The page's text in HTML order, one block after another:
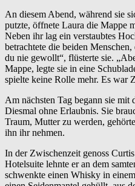
An diesem Abend, während sie
putzte, öffnete Laura die Mappe
Neben ihr lag ein verstaubtes
betrachtete die beiden
du nie gewollt“, flüsterte sie.
Mappe, legte sie in eine
spielte keine Rolle mehr. Es war
Am nächsten Tag begann sie
Diesmal ohne Erlaubnis. Sie
Traum, Mutter zu werden,
ihn ihr nehmen.
In der Zwischenzeit genoss
Hotelsuite lehnte er an dem
schwenkte einen Whisky in